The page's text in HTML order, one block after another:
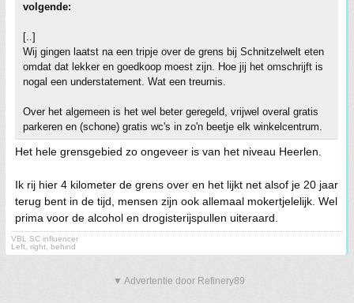
volgende:
[..]
Wij gingen laatst na een tripje over de grens bij Schnitzelwelt eten
omdat dat lekker en goedkoop moest zijn. Hoe jij het omschrijft is
nogal een understatement. Wat een treurnis.
Over het algemeen is het wel beter geregeld, vrijwel overal gratis
parkeren en (schone) gratis wc's in zo'n beetje elk winkelcentrum.
Het hele grensgebied zo ongeveer is van het niveau Heerlen.
Ik rij hier 4 kilometer de grens over en het lijkt net alsof je 20 jaar
terug bent in de tijd, mensen zijn ook allemaal mokertjelelijk. Wel
prima voor de alcohol en drogisterijspullen uiteraard.
VBL SC influencer
Left, right, behind
▼ Advertentie door Refinery89